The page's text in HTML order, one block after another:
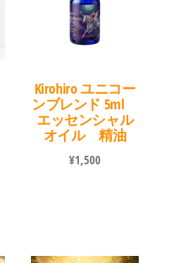
Kirohiro ユニコー
ンブレンド 5ml
エッセンシャル
オイル 精油
¥1,500